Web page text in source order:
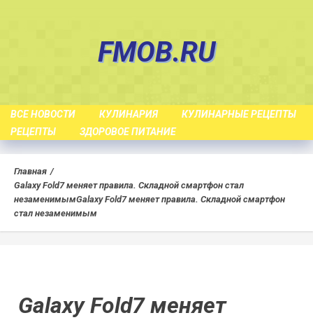
FMOB.RU
ВСЕ НОВОСТИ КУЛИНАРИЯ
КУЛИНАРНЫЕ РЕЦЕПТЫ
РЕЦЕПТЫ
ЗДОРОВОЕ ПИТАНИЕ
Главная
Galaxy Fold7 меняет правила. Складной смартфон стал
незаменимымGalaxy Fold7 меняет правила. Складной смартфон
стал незаменимым
Galaxy Fold7 меняет